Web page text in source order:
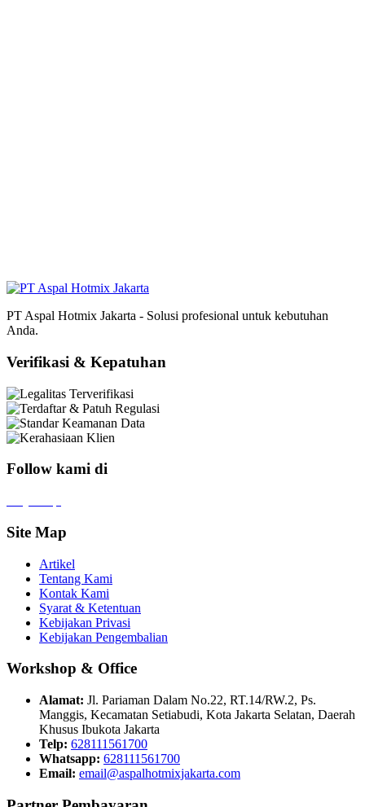
PT Aspal Hotmix Jakarta - Solusi profesional untuk kebutuhan
Anda.
Verifikasi & Kepatuhan
Follow kami di
Site Map
Artikel
Tentang Kami
Kontak Kami
Syarat & Ketentuan
Kebijakan Privasi
Kebijakan Pengembalian
Workshop & Office
Alamat: Jl. Pariaman Dalam No.22, RT.14/RW.2, Ps.
Manggis, Kecamatan Setiabudi, Kota Jakarta Selatan, Daerah
Khusus Ibukota Jakarta
Telp: 628111561700
Whatsapp: 628111561700
Email: email@aspalhotmixjakarta.com